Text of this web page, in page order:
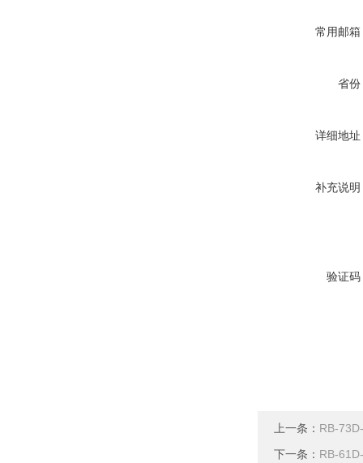
常用邮箱
省份
详细地址
补充说明
验证码
上一条： RB-
下一条： RB-